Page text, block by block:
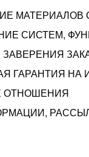
МАТЕРИАЛОВ
СИСТЕМ,
ГАРАНТИЯ
ОТНОШЕНИЯ